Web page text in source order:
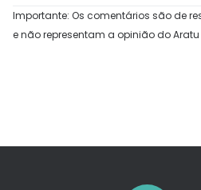
Importante: Os comentários são de
e não representam a opinião do Aratu